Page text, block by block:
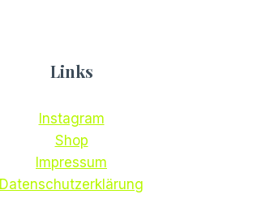
Links
Instagram
Shop
Impressum
Datenschutzerklärung